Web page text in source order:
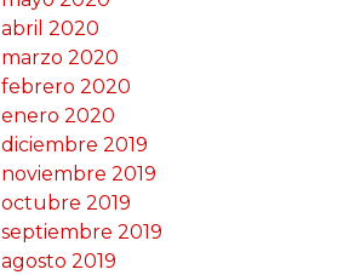
abril 2020
marzo 2020
febrero 2020
enero 2020
diciembre 2019
noviembre 2019
octubre 2019
septiembre 2019
agosto 2019